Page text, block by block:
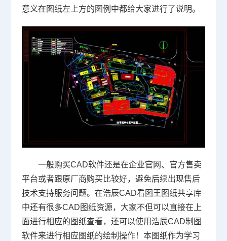
意义在图纸左上方的图例中都给大家进行了说明。
一般购买CAD软件还是在企业官网、官方售卖
平台或者跟原厂商购买比较好，避免后续出现售后
技术支持服务问题。在浩辰CAD看图王图纸共享库
中还有很多CAD图纸资源，大家不但可以直接在上
面进行相应的图纸查看，还可以使用浩辰CAD制图
软件来进行相应图纸的绘制操作！ 本图纸作为学习